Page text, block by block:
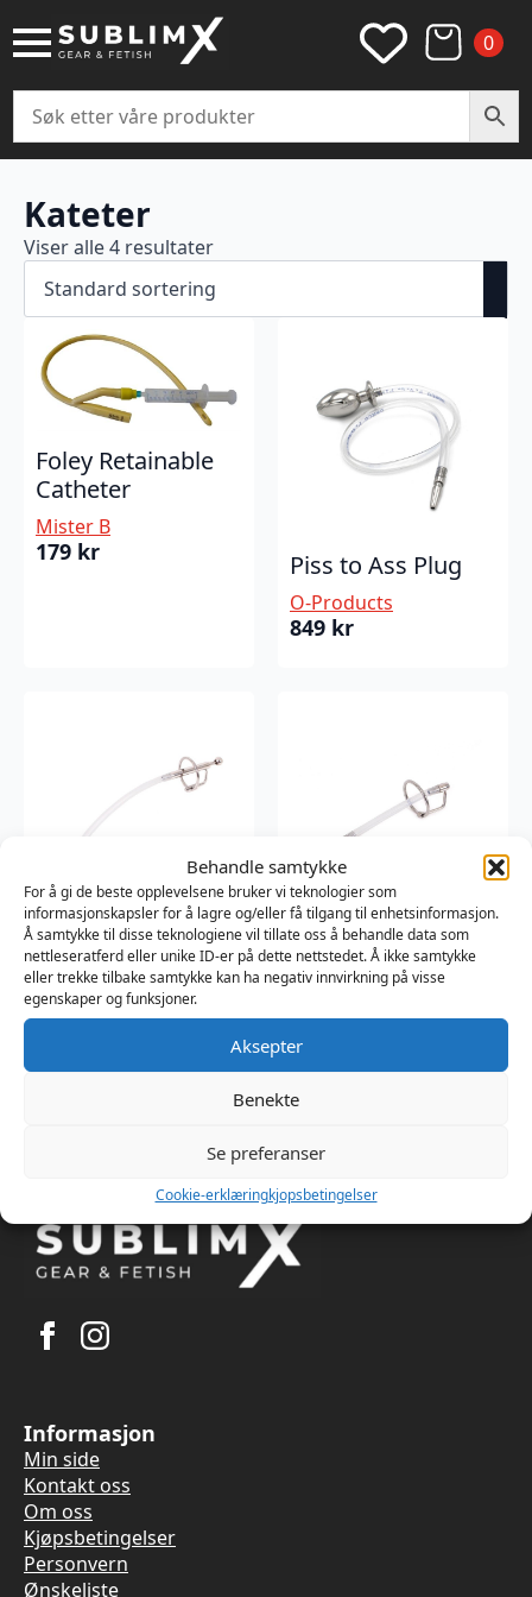
Behandle samtykke
For å gi de beste opplevelsene bruker vi teknologier som
informasjonskapsler for å lagre og/eller få tilgang til enhetsinformasjon.
Å samtykke til disse teknologiene vil tillate oss å behandle data som
nettleseratferd eller unike ID-er på dette nettstedet. Å ikke samtykke
eller trekke tilbake samtykke kan ha negativ innvirkning på visse
egenskaper og funksjoner.
Aksepter
Benekte
Se preferanser
Cookie-erklæringkjopsbetingelser
0
Kateter
Viser alle 4 resultater
Foley Retainable
Catheter
Mister B
179 kr Piss to Ass Plug
O-Products
849 kr
Urethral Catheter
Medium/Large
Plug
Urethral Catheter
Small/Medium
189
Informasjon
Min side
Kontakt oss
Om oss
Kjøpsbetingelser
Personvern
Ønskeliste